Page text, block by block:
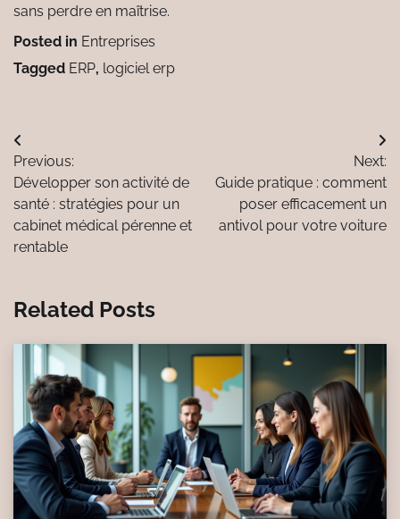
sans perdre en maîtrise.
Posted in Entreprises
Tagged ERP, logiciel erp
Navigation
de
l’article
Previous:
Développer son activité de
santé : stratégies pour un
cabinet médical pérenne et
rentable
Next:
Guide pratique : comment
poser efficacement un
antivol pour votre voiture
Related Posts